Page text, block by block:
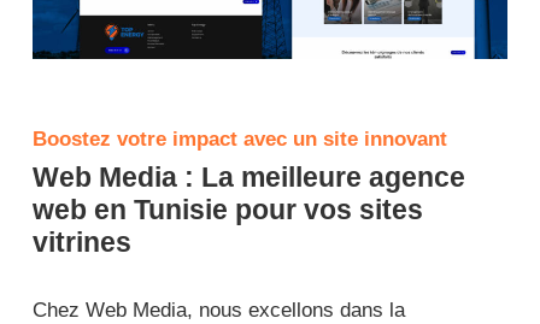
Boostez votre impact avec un site innovant
Web Media : La meilleure agence
web en Tunisie pour vos sites
vitrines
Chez Web Media, nous excellons dans la